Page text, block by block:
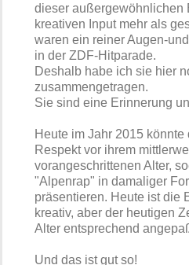
dieser außergewöhnlichen
kreativen Input mehr als
waren ein reiner Augen-
in der ZDF-Hitparade.
Deshalb habe ich sie hier
zusammengetragen.
Sie sind eine Erinnerung
Heute im Jahr 2015
Respekt vor ihrem
vorangeschrittenen Alter,
"Alpenrap" in damaliger
präsentieren. Heute ist die
kreativ, aber der heutigen
Alter entsprechend
Und das ist gut so!